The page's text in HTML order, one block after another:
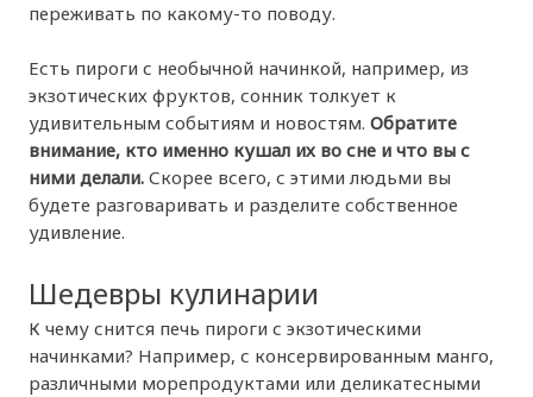
переживать по какому-то поводу.
Есть пироги с необычной начинкой, например, из
экзотических фруктов, сонник толкует к
удивительным событиям и новостям.Обратите
внимание, кто именно кушал их во сне и что вы с
ними делали. Скорее всего, с этими людьми вы
будете разговаривать и разделите собственное
удивление.
Шедевры кулинарии
К чему снится печь пироги с экзотическими
начинками? Например, с консервированным манго,
различными морепродуктами или деликатесными